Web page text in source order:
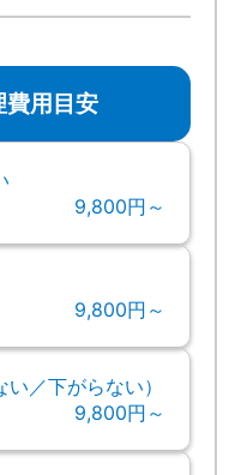
費用目安
9,800円～
9,800円～
／下がらない）
9,800円～